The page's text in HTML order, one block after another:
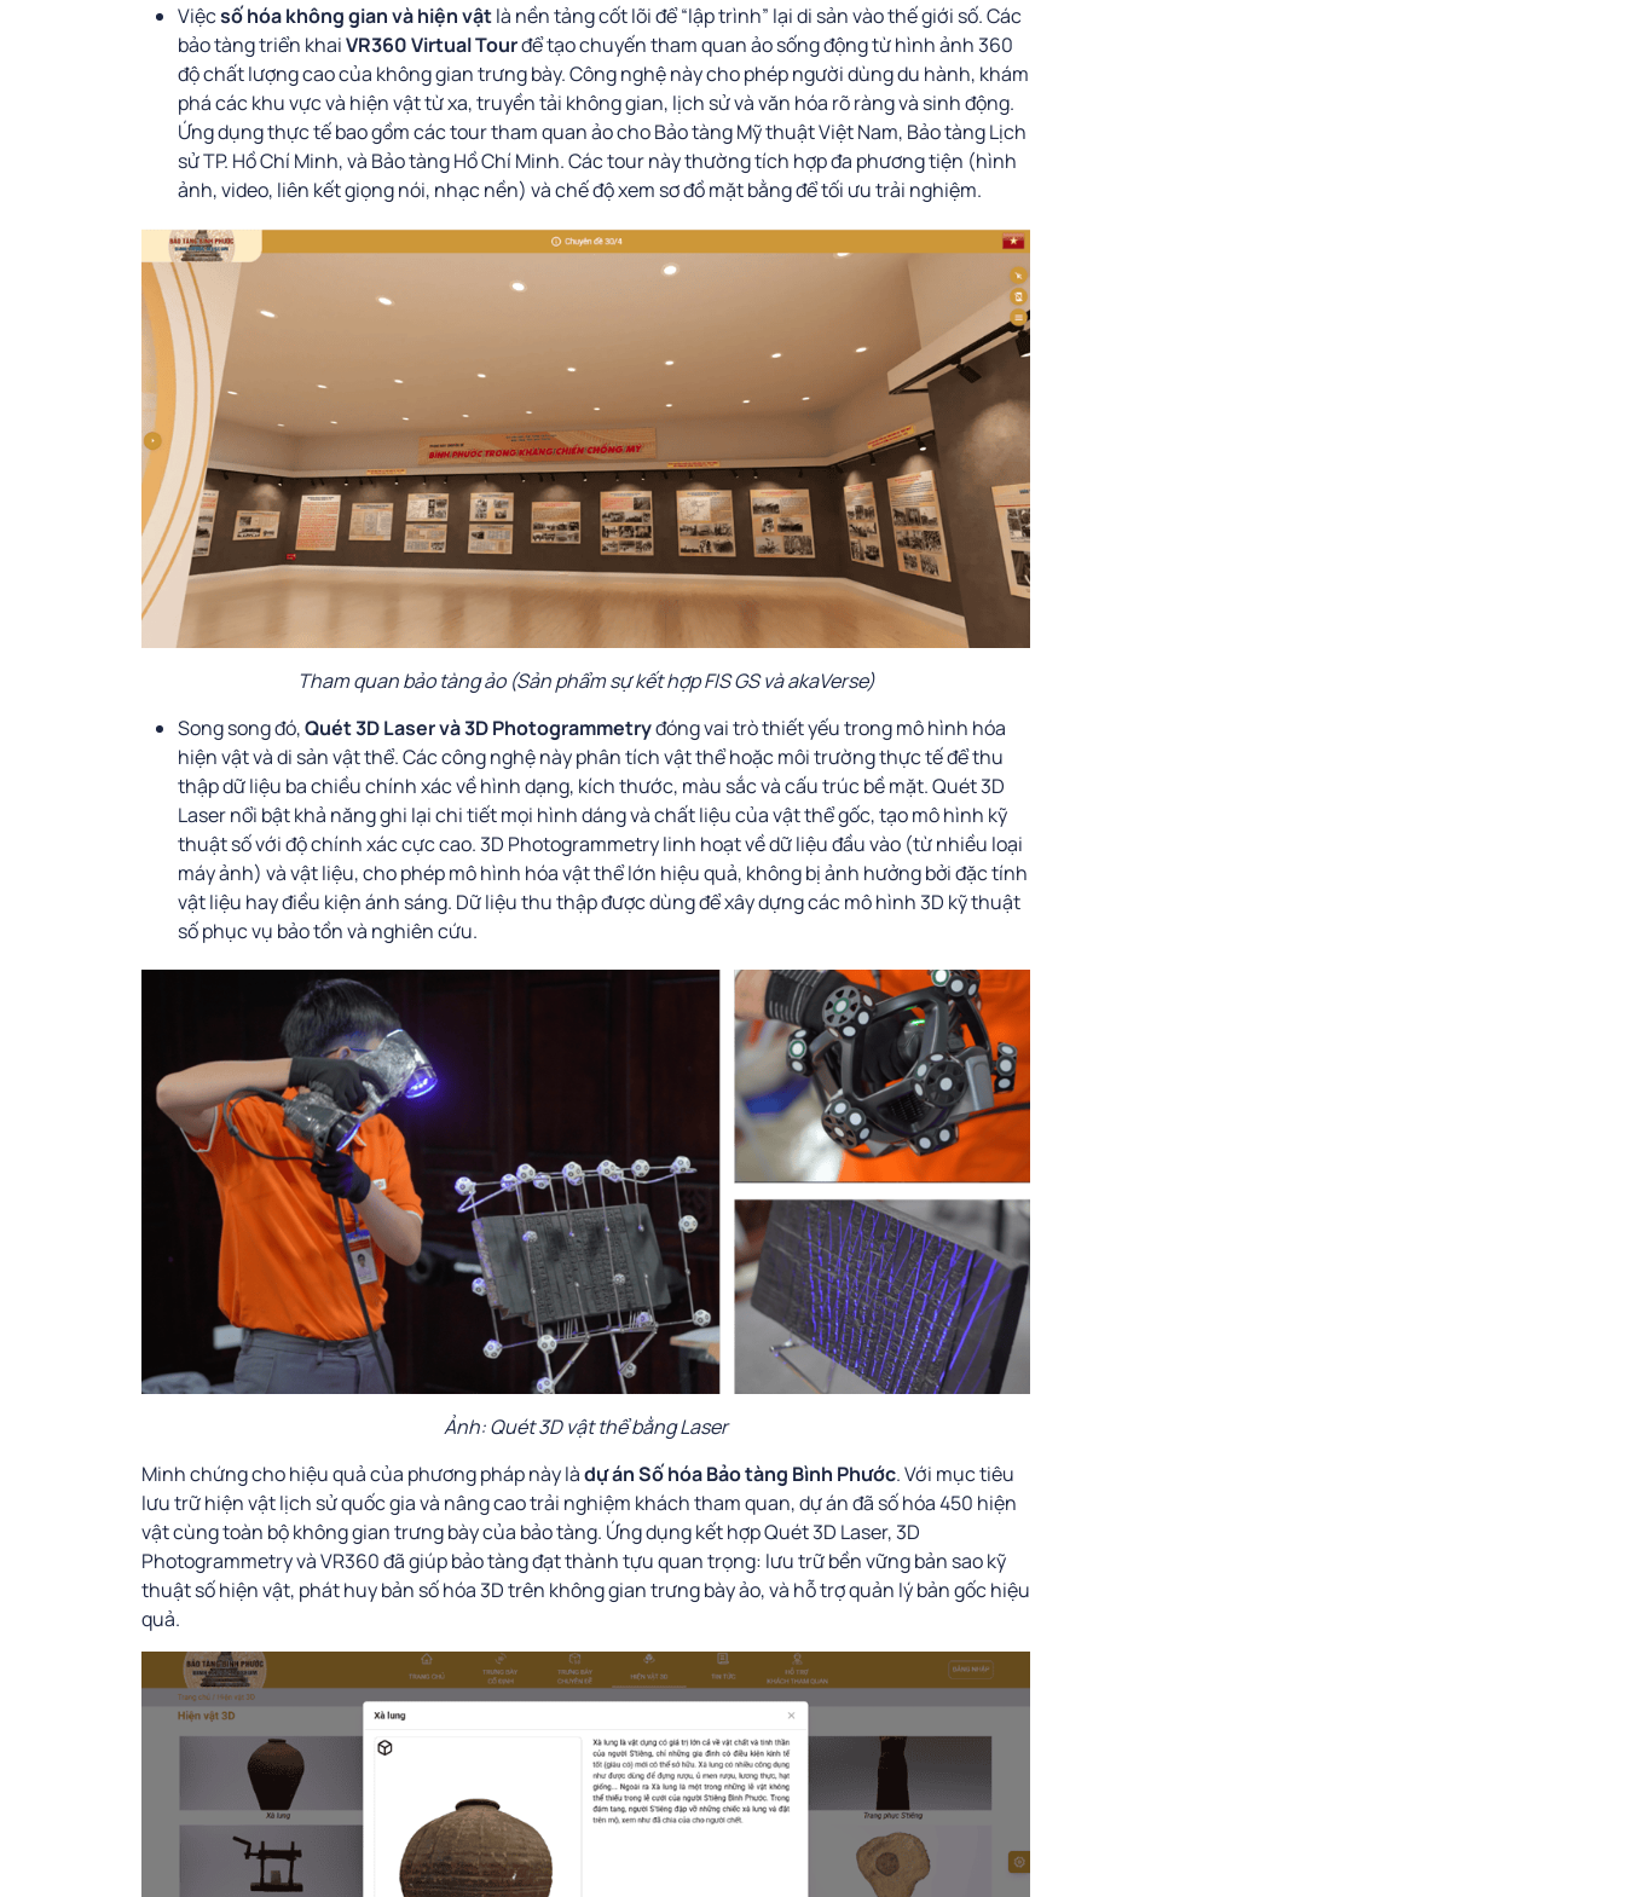
Việcsố hóa không gian và hiện vậtlà nền tảng cốt lõi để “lập trình” lại di sản vào thế giới số. Các
bảo tàng triển khaiVR360 Virtual Tourđể tạo chuyến tham quan ảo sống động từ hình ảnh 360
độ chất lượng cao của không gian trưng bày. Công nghệ này cho phép người dùng du hành, khám
phá các khu vực và hiện vật từ xa, truyền tải không gian, lịch sử và văn hóa rõ ràng và sinh động.
Ứng dụng thực tế bao gồm các tour tham quan ảo cho Bảo tàng Mỹ thuật Việt Nam, Bảo tàng Lịch
sử TP. Hồ Chí Minh, và Bảo tàng Hồ Chí Minh. Các tour này thường tích hợp đa phương tiện (hình
ảnh, video, liên kết giọng nói, nhạc nền) và chế độ xem sơ đồ mặt bằng để tối ưu trải nghiệm.
Tham quan bảo tàng ảo (Sản phẩm sự kết hợp FIS GS và akaVerse)
Song song đó,Quét 3D Laser và 3D Photogrammetryđóng vai trò thiết yếu trong mô hình hóa
hiện vật và di sản vật thể. Các công nghệ này phân tích vật thể hoặc môi trường thực tế để thu
thập dữ liệu ba chiều chính xác về hình dạng, kích thước, màu sắc và cấu trúc bề mặt. Quét 3D
Laser nổi bật khả năng ghi lại chi tiết mọi hình dáng và chất liệu của vật thể gốc, tạo mô hình kỹ
thuật số với độ chính xác cực cao. 3D Photogrammetry linh hoạt về dữ liệu đầu vào (từ nhiều loại
máy ảnh) và vật liệu, cho phép mô hình hóa vật thể lớn hiệu quả, không bị ảnh hưởng bởi đặc tính
vật liệu hay điều kiện ánh sáng. Dữ liệu thu thập được dùng để xây dựng các mô hình 3D kỹ thuật
số phục vụ bảo tồn và nghiên cứu.
Ảnh: Quét 3D vật thể bằng Laser
Minh chứng cho hiệu quả của phương pháp này làdự án Số hóa Bảo tàng Bình Phước. Với mục tiêu
lưu trữ hiện vật lịch sử quốc gia và nâng cao trải nghiệm khách tham quan, dự án đã số hóa 450 hiện
vật cùng toàn bộ không gian trưng bày của bảo tàng. Ứng dụng kết hợp Quét 3D Laser, 3D
Photogrammetry và VR360 đã giúp bảo tàng đạt thành tựu quan trọng: lưu trữ bền vững bản sao kỹ
thuật số hiện vật, phát huy bản số hóa 3D trên không gian trưng bày ảo, và hỗ trợ quản lý bản gốc hiệu
quả.